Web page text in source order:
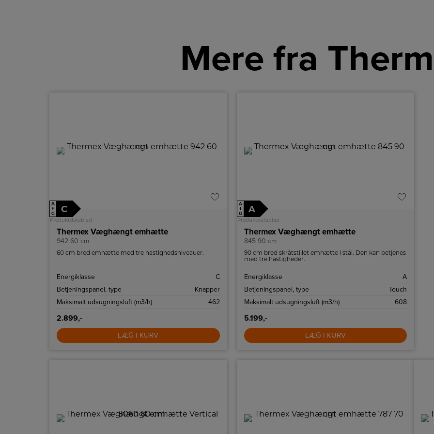
Mere fra
A
↑
G
C
Produktdatablad
Thermex Væghængt emhætte
942 60 cm
60 cm bred emhætte med tre hastighedsniveauer.
Energiklasse
C
Betjeningspanel, type
Knapper
Maksimalt udsugningsluft (m3/h)
462
2.899,-
LÆG I KURV
A
↑
G
A
Produktdatablad
Thermex Væghængt emhætte
845 90 cm
90 cm bred skråtstillet emhætte i stål. Den kan betjenes
med tre hastigheder.
Energiklasse
A
Betjeningspanel, type
Touch
Maksimalt udsugningsluft (m3/h)
608
5.199,-
LÆG I KURV